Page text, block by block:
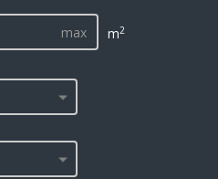
m2